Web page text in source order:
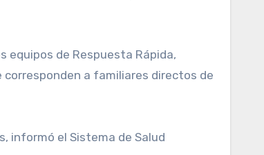
equipos de Respuesta Rápida,
corresponden a familiares directos de
informó el Sistema de Salud